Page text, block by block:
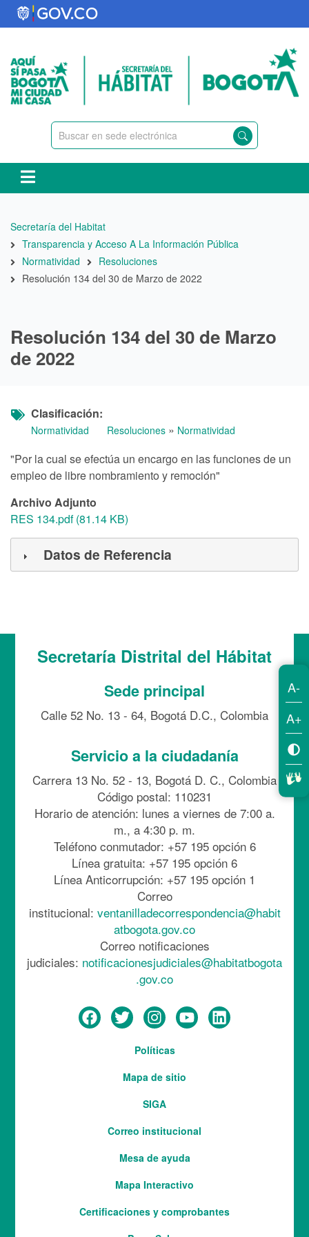
Pasar
al
principal
Ruta
de
navegación
Secretaría del Habitat
Transparencia y Acceso A La Información Pública
Normatividad
Resoluciones
Resolución 134 del 30 de Marzo de 2022
Resolución 134 del 30 de Marzo
de 2022
Clasificación
Normatividad Resoluciones » Normatividad
"Por la cual se efectúa un encargo en las funciones de un
empleo de libre nombramiento y remoción"
Archivo Adjunto
RES 134.pdf (81.14 KB)
Datos de Referencia
Secretaría Distrital del Hábitat
Sede principal
Calle 52 No. 13 - 64, Bogotá D.C., Colombia
Servicio a la ciudadanía
Carrera 13 No. 52 - 13, Bogotá D. C., Colombia
Código postal: 110231
Horario de atención: lunes a viernes de 7:00 a.
m., a 4:30 p. m.
Teléfono conmutador: +57 195 opción 6
Línea gratuita: +57 195 opción 6
Línea Anticorrupción: +57 195 opción 1
Correo
institucional: ventanilladecorrespondencia@habit
atbogota.gov.co
Correo notificaciones
judiciales: notificacionesjudiciales@habitatbogota
.gov.co
Políticas
Mapa de sitio
SIGA
Correo institucional
Mesa de ayuda
Mapa Interactivo
ServicesCertificaciones y comprobantes
A-
A+